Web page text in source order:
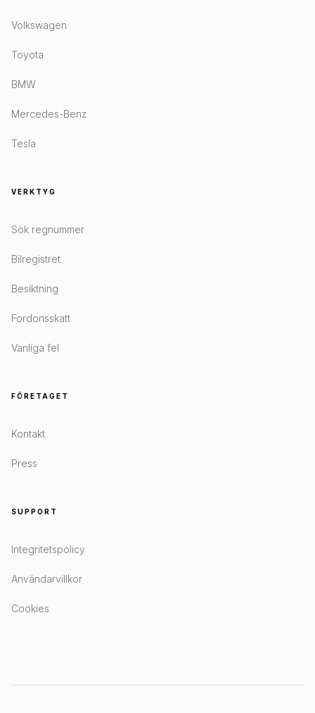
Volkswagen
Toyota
BMW
Mercedes-Benz
Tesla
VERKTYG
Sök regnummer
Bilregistret
Besiktning
Fordonsskatt
Vanliga fel
FÖRETAGET
Kontakt
Press
SUPPORT
Integritetspolicy
Användarvillkor
Cookies